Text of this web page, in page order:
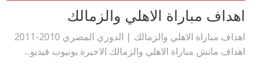
اهداف مباراة الاهلي والزمالك
اهداف مباراة الاهلي والزمالك | الدوري المصري 2010-2011
اهداف ماتش مباراة الاهلي والزمالك الاخيرة يوتيوب فيديو...